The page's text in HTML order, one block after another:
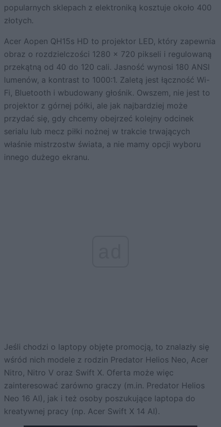
popularnych sklepach z elektroniką kosztuje około 400
złotych.
Acer Aopen QH15s HD to projektor LED, który zapewnia
obraz o rozdzielczości 1280 x 720 pikseli i regulowaną
przekątną od 40 do 120 cali. Jasność wynosi 180 ANSI
lumenów, a kontrast to 1000:1. Zaletą jest łączność Wi-
Fi, Bluetooth i wbudowany głośnik. Owszem, nie jest to
projektor z górnej półki, ale jak najbardziej może
przydać się, gdy chcemy obejrzeć kolejny odcinek
serialu lub mecz piłki nożnej w trakcie trwających
właśnie mistrzostw świata, a nie mamy opcji wyboru
innego dużego ekranu.
Jeśli chodzi o laptopy objęte promocją, to znalazły się
wśród nich modele z rodzin Predator Helios Neo, Acer
Nitro, Nitro V oraz Swift X. Oferta może więc
zainteresować zarówno graczy (m.in. Predator Helios
Neo 16 AI), jak i też osoby poszukujące laptopa do
kreatywnej pracy (np. Acer Swift X 14 AI).